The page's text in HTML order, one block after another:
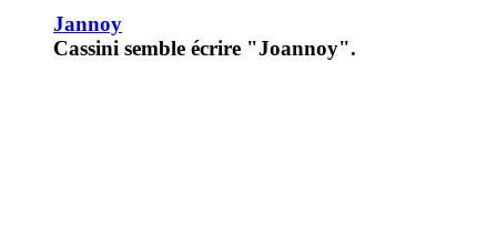
Jannoy
Cassini semble écrire "Joannoy".